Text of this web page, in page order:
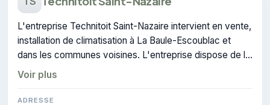
L'entreprise Technitoit Saint-Nazaire intervient en vente,
installation de climatisation à La Baule-Escoublac et
dans les communes voisines. L'entreprise dispose de la
certification CERTIFIE.
Voir plus
ADRESSE